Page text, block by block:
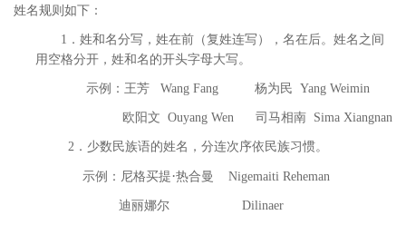
姓名规则如下：
1．姓和名分写，姓在前（复姓连写），名在后。姓名之间
用空格分开，姓和名的开头字母大写。
示例：王芳 Wang Fang 杨为民 Yang Weimin
欧阳文 Ouyang Wen 司马相南 Sima Xiangnan
2．少数民族语的姓名，分连次序依民族习惯。
示例：尼格买提 ·热合曼 Nigemaiti Reheman
迪丽娜尔 Dilinaer